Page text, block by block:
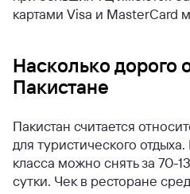
картами Visa и MasterCard
Насколько дорого
Пакистане
Пакистан считается
для туристического
класса можно снять за 70-
сутки. Чек в ресторане